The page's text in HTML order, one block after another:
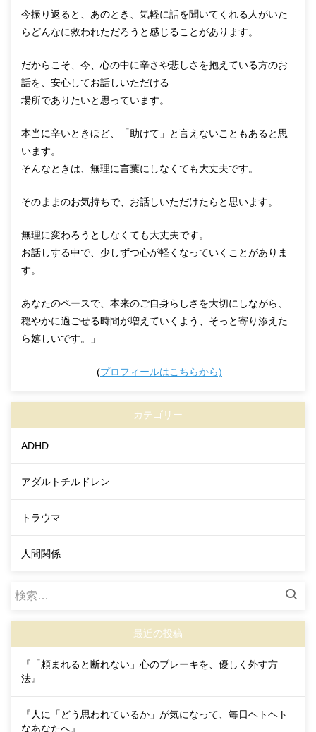
今振り返ると、あのとき、気軽に話を聞いてくれる人がいた
らどんなに救われただろうと感じることがあります。
だからこそ、今、心の中に辛さや悲しさを抱えている方のお
話を、安心してお話しいただける
場所でありたいと思っています。
本当に辛いときほど、「助けて」と言えないこともあると思
います。
そんなときは、無理に言葉にしなくても大丈夫です。
そのままのお気持ちで、お話しいただけたらと思います。
無理に変わろうとしなくても大丈夫です。
お話しする中で、少しずつ心が軽くなっていくことがありま
す。
あなたのペースで、本来のご自身らしさを大切にしながら、
穏やかに過ごせる時間が増えていくよう、そっと寄り添えた
ら嬉しいです。」
(プロフィールはこちらから)
カテゴリー
ADHD
アダルトチルドレン
トラウマ
人間関係
検
最近の投稿
『「頼まれると断れない」心のブレーキを、優しく外す方
法』
『人に「どう思われているか」が気になって、毎日ヘトヘト
なあなたへ』